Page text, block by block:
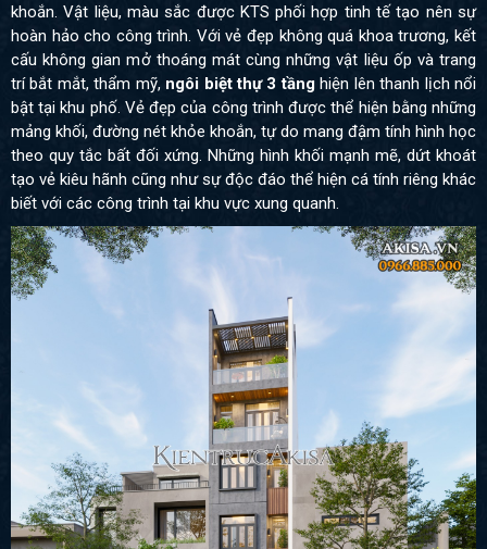
khoắn. Vật liệu, màu sắc được KTS phối hợp tinh tế tạo nên sự
hoàn hảo cho công trình. Với vẻ đẹp không quá khoa trương, kết
cấu không gian mở thoáng mát cùng những vật liệu ốp và trang
trí bắt mắt, thẩm mỹ, ngôi biệt thự 3 tầnghiện lên thanh lịch nổi
bật tại khu phố. Vẻ đẹp của công trình được thể hiện bằng những
mảng khối, đường nét khỏe khoắn, tự do mang đậm tính hình học
theo quy tắc bất đối xứng. Những hình khối mạnh mẽ, dứt khoát
tạo vẻ kiêu hãnh cũng như sự độc đáo thể hiện cá tính riêng khác
biết với các công trình tại khu vực xung quanh.